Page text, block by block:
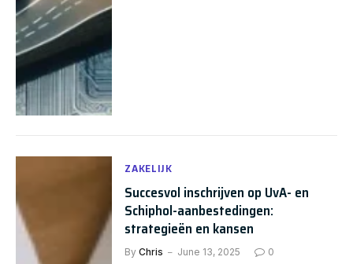
ZAKELIJK
Succesvol inschrijven op UvA- en
Schiphol-aanbestedingen:
strategieën en kansen
By Chris June 13, 2025 0